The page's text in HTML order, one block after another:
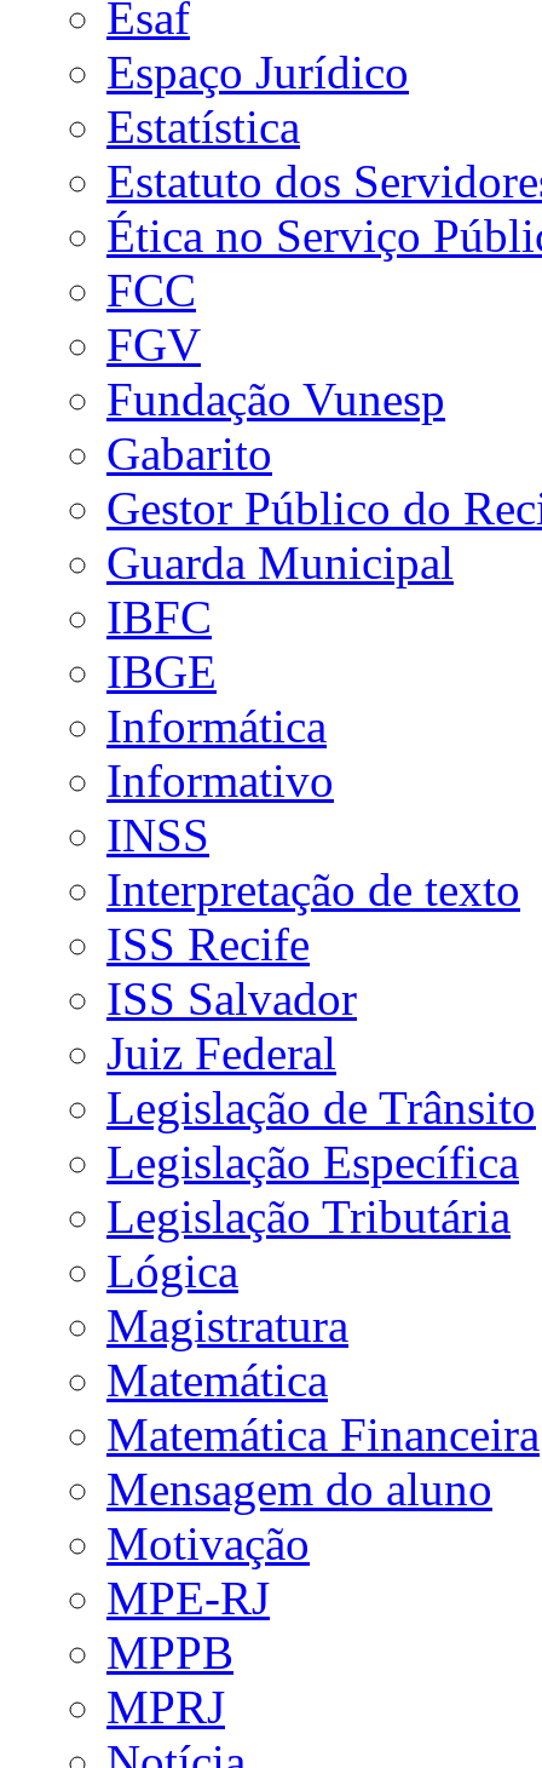
Esaf
Espaço Jurídico
Estatística
Estatuto dos
Ética no Serviço
FCC
FGV
Fundação Vunesp
Gabarito
Gestor Público do
Guarda Municipal
IBFC
IBGE
Informática
Informativo
INSS
Interpretação de texto
ISS Recife
ISS Salvador
Juiz Federal
Legislação de Trânsito
Legislação Específica
Legislação Tributária
Lógica
Magistratura
Matemática
Matemática Financeira
Mensagem do aluno
Motivação
MPE-RJ
MPPB
MPRJ